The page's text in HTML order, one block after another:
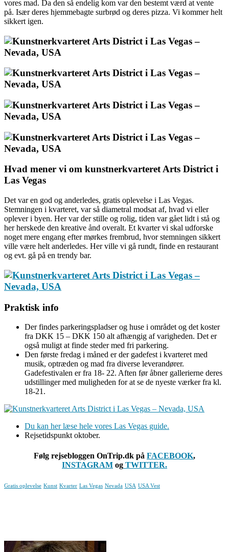
vores mad. Da den så endelig kom var den bestemt værd at vente
på. Især deres hjemmebagte surbrød og deres pizza. Vi kommer helt
sikkert igen.
Hvad mener vi om kunstnerkvarteret Arts District i
Las Vegas
Det var en god og anderledes, gratis oplevelse i Las Vegas.
Stemningen i kvarteret, var så diametral modsat af, hvad vi eller
oplever i byen. Her var der stille og rolig, tiden var gået lidt i stå og
her herskede den kreative ånd overalt. Et kvarter vi skal udforske
noget mere engang efter mørkes frembrud, hvor stemningen sikkert
ville være helt anderledes. Her ville vi gå rundt, finde en restaurant
og evt. gå på en trendy bar.
Praktisk info
Der findes parkeringspladser og huse i området og det koster
fra DKK 15 – DKK 150 alt afhængig af varigheden. Det er
også muligt at finde steder med fri parkering.
Den første fredag i måned er der gadefest i kvarteret med
musik, optræden og mad fra diverse leverandører.
Gadefestivalen er fra 18- 22. Aften før åbner gallerierne deres
udstillinger med muligheden for at se de nyeste værker fra kl.
18-21.
Du kan her læse hele vores Las Vegas guide.
Rejsetidspunkt oktober.
Følg rejsebloggen OnTrip.dk på FACEBOOK,
INSTAGRAM og TWITTER.
Gratis oplevelse Kunst Kvarter Las Vegas Nevada USA USA Vest